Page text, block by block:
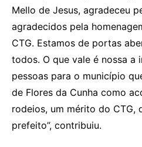
Mello de Jesus, agradeceu
agradecidos pela
CTG. Estamos de portas
todos. O que vale é nossa a
pessoas para o município
de Flores da Cunha como
rodeios, um mérito do CTG,
prefeito”, contribuiu.